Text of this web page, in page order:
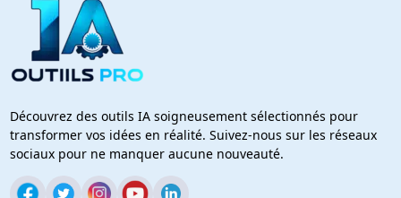
Découvrez des outils IA soigneusement sélectionnés pour
transformer vos idées en réalité. Suivez-nous sur les réseaux
sociaux pour ne manquer aucune nouveauté.